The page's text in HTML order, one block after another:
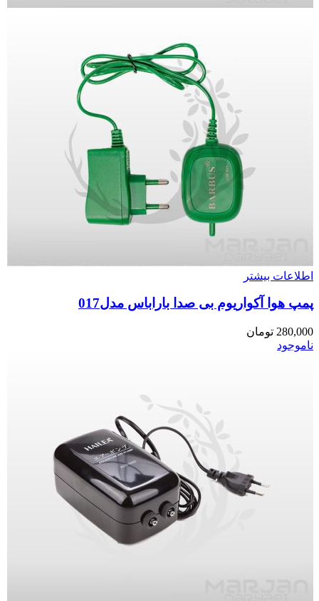
اطلاعات بیشتر
پمپ هوا آکواریوم بی صدا باراباس مدل017
280,000 تومان
ناموجود